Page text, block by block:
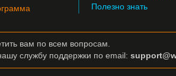
Полезно знать
вам по всем вопросам.
службу поддержки по email: